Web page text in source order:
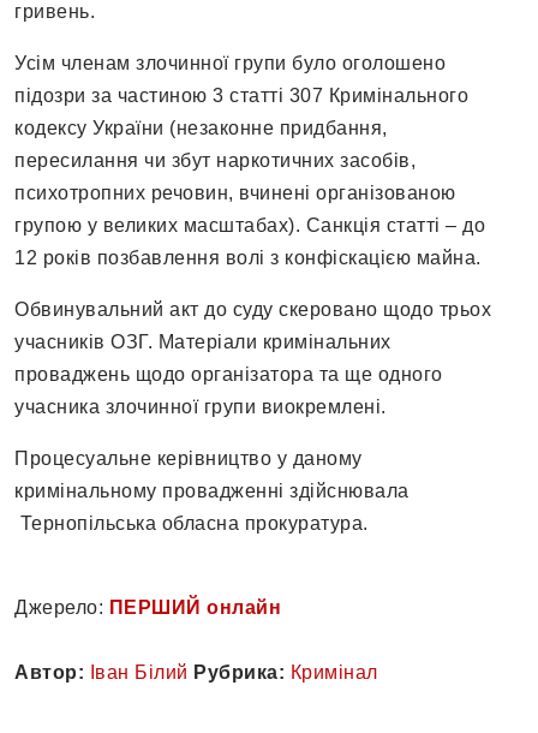
гривень.
Усім членам злочинної групи було оголошено
підозри за частиною 3 статті 307 Кримінального
кодексу України (незаконне придбання,
пересилання чи збут наркотичних засобів,
психотропних речовин, вчинені організованою
групою у великих масштабах). Санкція статті – до
12 років позбавлення волі з конфіскацією майна.
Обвинувальний акт до суду скеровано щодо трьох
учасників ОЗГ. Матеріали кримінальних
проваджень щодо організатора та ще одного
учасника злочинної групи виокремлені.
Процесуальне керівництво у даному
кримінальному провадженні здійснювала
Тернопільська обласна прокуратура.
Джерело: ПЕРШИЙ онлайн
Автор: Іван Білий Рубрика: Кримінал